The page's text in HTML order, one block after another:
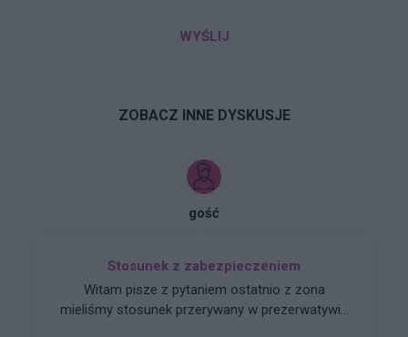
WYŚLIJ
ZOBACZ INNE DYSKUSJE
gość
Stosunek z zabezpieczeniem
Witam pisze z pytaniem ostatnio z zona
mieliśmy stosunek przerywany w prezerwatywie